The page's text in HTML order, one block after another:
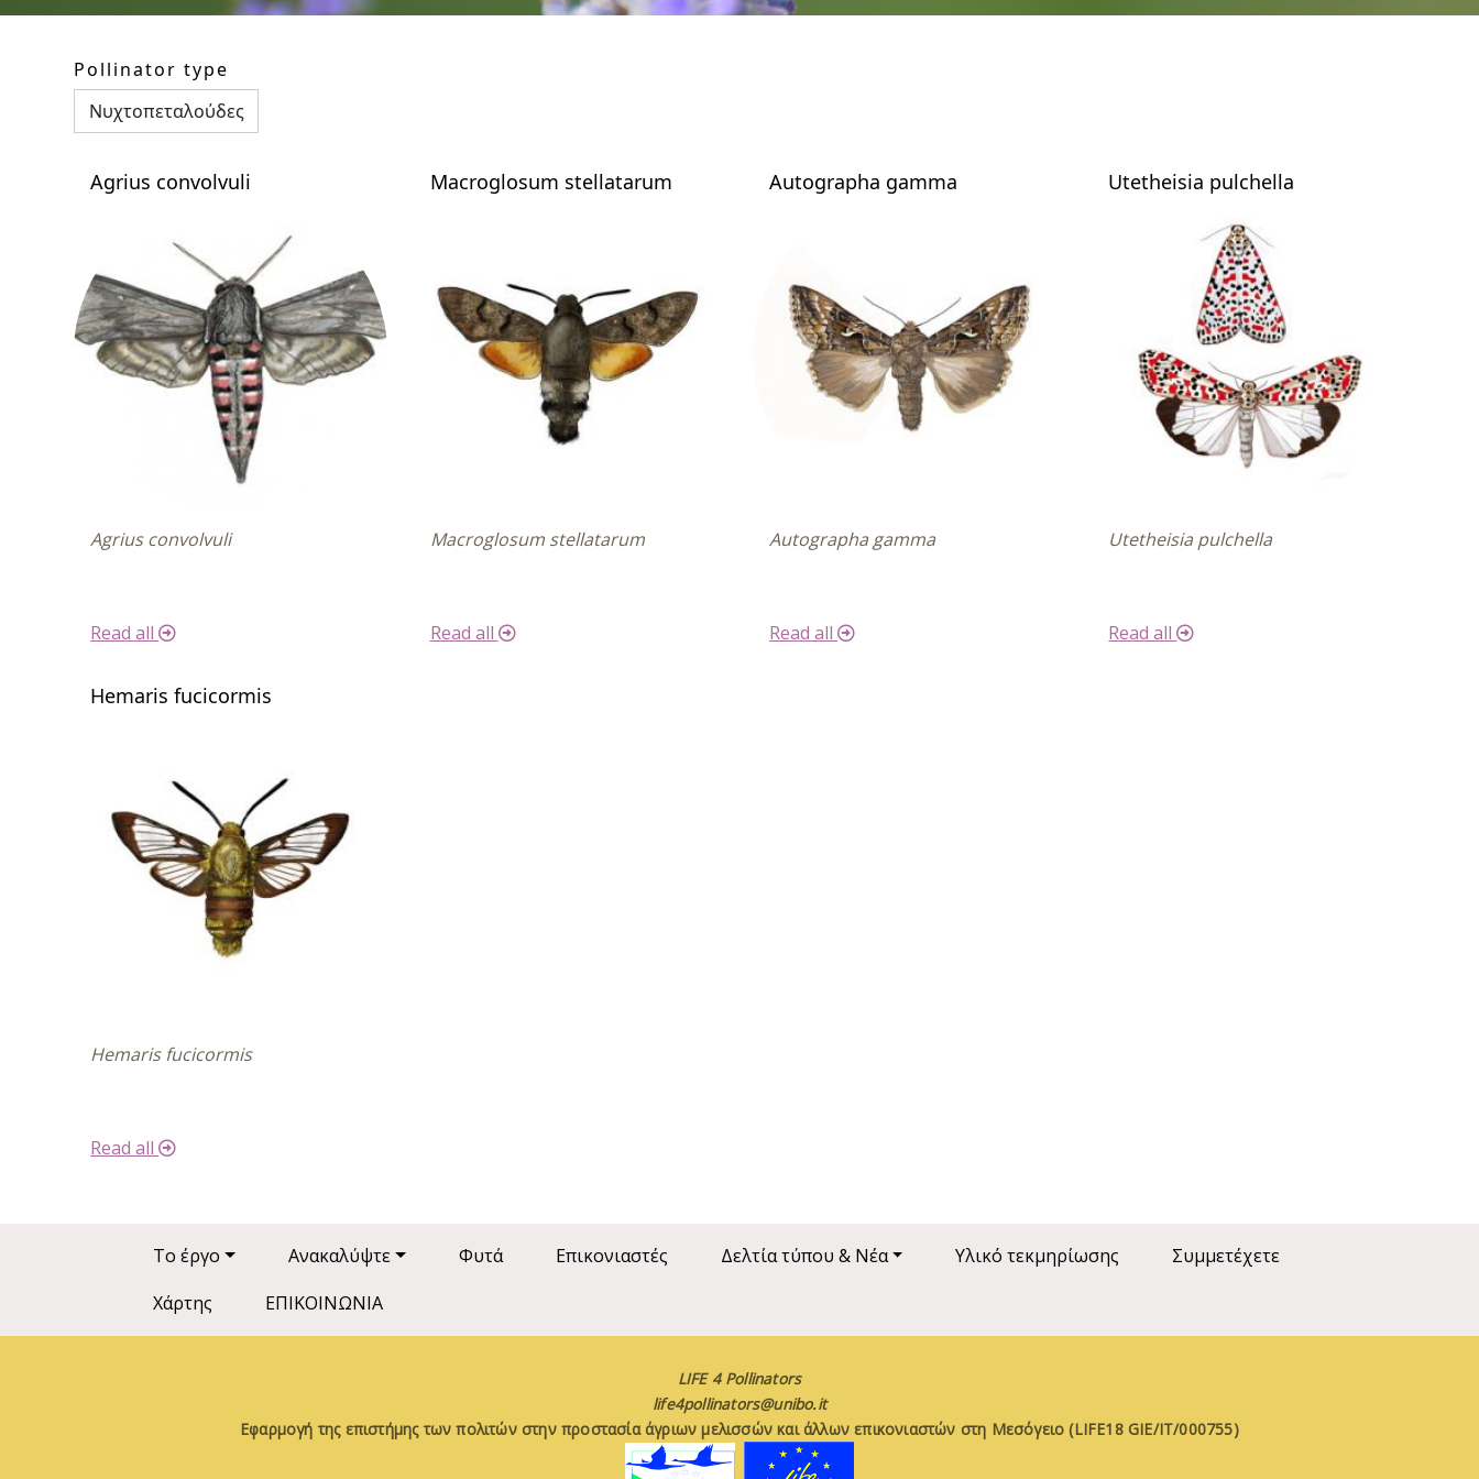
Pollinator type
Agrius convolvuli
Agrius convolvuli
Read all
Macroglosum stellatarum
Macroglosum stellatarum
Read all
Autographa gamma
Autographa gamma
Read all
Utetheisia pulchella
Utetheisia pulchella
Read all
Hemaris fucicormis
Hemaris fucicormis
Read all
Main navigation
Το έργο Ανακαλύψτε Φυτά Επικονιαστές Δελτία τύπου & Νέα Υλικό τεκμηρίωσης
Συμμετέχετε
Χάρτης
ΕΠΙΚΟΙΝΩΝΙΑ
LIFE 4 Pollinators
life4pollinators@unibo.it
Εφαρμογή της επιστήμης των πολιτών στην προστασία άγριων μελισσών και άλλων επικονιαστών στη Μεσόγειο (LIFE18 GIE/IT/000755)